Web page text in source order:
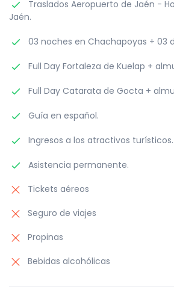
Traslados Aeropuerto de Jaén -
Jaén.
03 noches en Chachapoyas + 03
Full Day Fortaleza de Kuelap +
Full Day Catarata de Gocta +
Guía en español.
Ingresos a los atractivos turísticos.
Asistencia permanente.
Tickets aéreos
Seguro de viajes
Propinas
Bebidas alcohólicas